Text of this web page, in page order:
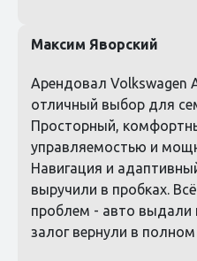
Максим Яворский
Арендовал Volkswagen
отличный выбор для
Просторный,
управляемостью и
Навигация и
выручили в пробках.
проблем - авто выдали
залог вернули в